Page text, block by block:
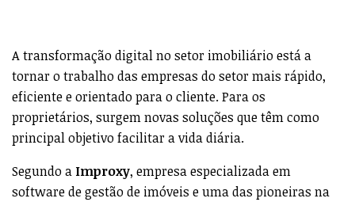
A transformação digital no setor imobiliário está a
tornar o trabalho das empresas do setor mais rápido,
eficiente e orientado para o cliente. Para os
proprietários, surgem novas soluções que têm como
principal objetivo facilitar a vida diária.
Segundo a Improxy, empresa especializada em
software de gestão de imóveis e uma das pioneiras na